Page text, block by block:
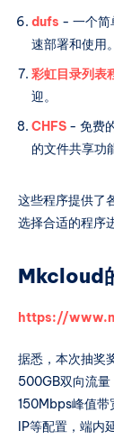
dufs - 一个简
速部署和使用。
彩虹目录列表
迎。
CHFS - 免费
的文件共享功
这些程序提供了
选择合适的程序
Mkcloud
https://
据悉，本次抽奖
500GB双向流量
150Mbps峰值带
IP等配置，端内